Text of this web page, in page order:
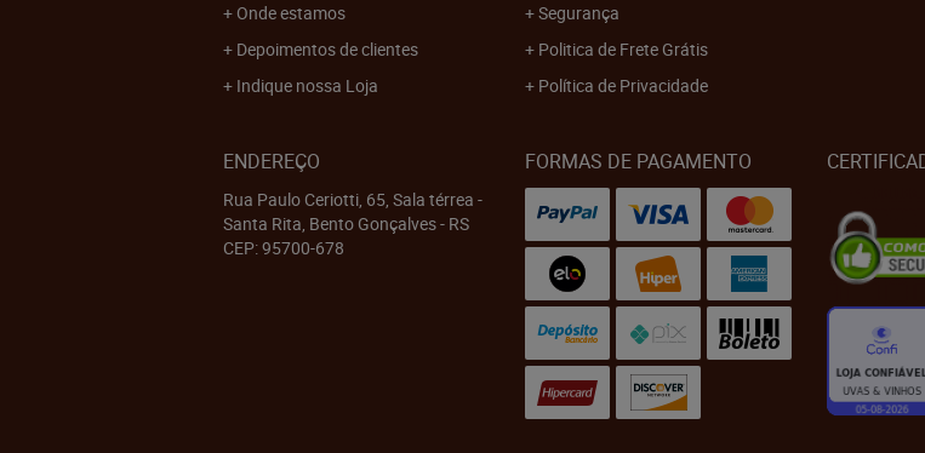
Onde estamos
Depoimentos de clientes
Indique nossa Loja
Segurança
Politica de Frete Grátis
Política de Privacidade
ENDEREÇO
Rua Paulo Ceriotti, 65, Sala térrea -
Santa Rita, Bento Gonçalves- RS
CEP: 95700-678
FORMAS DE PAGAMENTO